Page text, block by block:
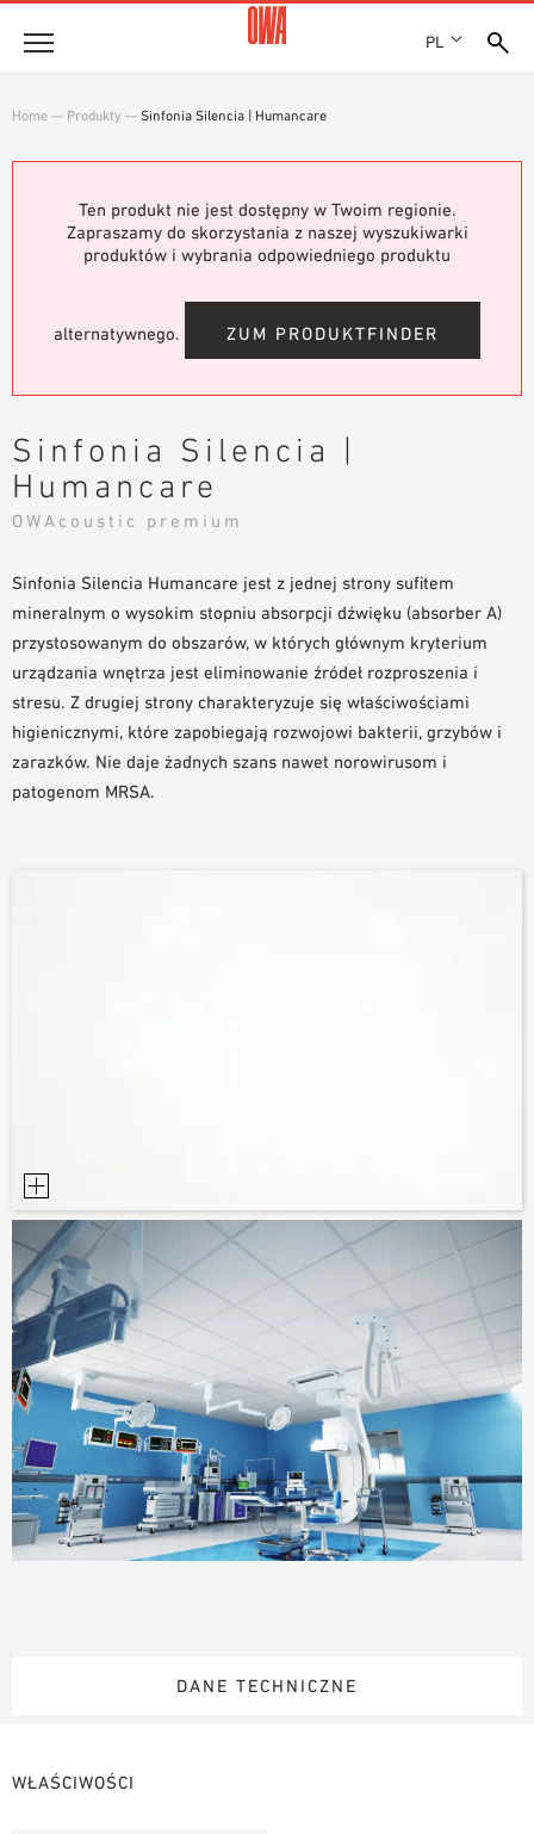
PL
LOKALIZACJE
Produkty
PRZEGLĄD PRODUKTÓW
WYSZUKIWANIE Z PRZEWODNIKIEM
Rozwiązania
TEKSTY PRZETARGOWE
PLIKI DO POBRANIA
DEKLARACJA WŁAŚCIWOŚCI UŻYTKOWYCH (DOP)
BIBLIOTEKA BIM/REVIT
ZAMÓWIENIE PRÓBKI
Home — Produkty — Sinfonia Silencia | Humancare
Ten produkt nie jest dostępny w Twoim regionie.
Zapraszamy do skorzystania z naszej wyszukiwarki
produktów i wybrania odpowiedniego produktu
alternatywnego. ZUM PRODUKTFINDER
Sinfonia Silencia |
Humancare
OWAcoustic premium
Sinfonia Silencia Humancare jest z jednej strony sufitem
mineralnym o wysokim stopniu absorpcji dźwięku (absorber A)
przystosowanym do obszarów, w których głównym kryterium
urządzania wnętrza jest eliminowanie źródeł rozproszenia i
stresu. Z drugiej strony charakteryzuje się właściwościami
higienicznymi, które zapobiegają rozwojowi bakterii, grzybów i
zarazków. Nie daje żadnych szans nawet norowirusom i
patogenom MRSA.
DANE TECHNICZNE
WŁAŚCIWOŚCI